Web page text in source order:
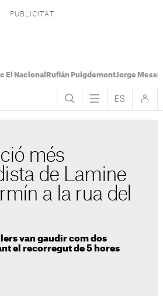
El Nacional Rufián PuigdemontJorge Messi
més
de Lamine
a la rua del
van gaudir com dos
el recorregut de 5 hores